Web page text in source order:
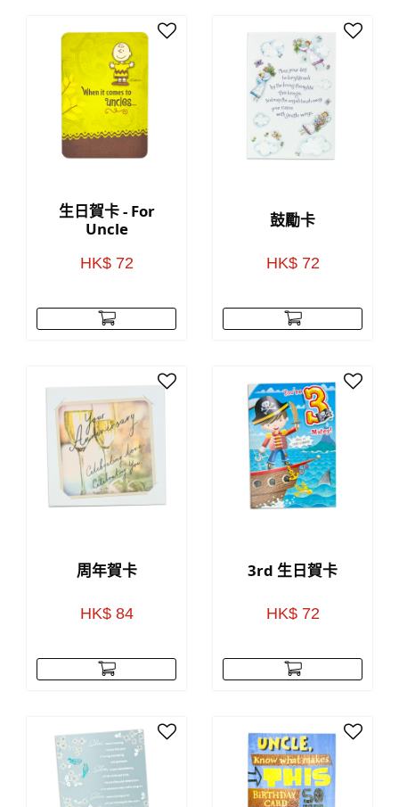
生日賀卡 - For
Uncle
HK$ 72
鼓勵卡
HK$ 72
周年賀卡
HK$ 84
3rd 生日賀卡
HK$ 72